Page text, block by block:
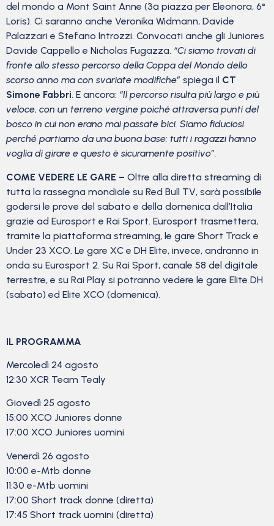
del mondo a Mont Saint Anne (3ª piazza per Eleonora, 6°
Loris). Ci saranno anche Veronika Widmann, Davide
Palazzari e Stefano Introzzi. Convocati anche gli Juniores
Davide Cappello e Nicholas Fugazza. “Ci siamo trovati di
fronte allo stesso percorso della Coppa del Mondo dello
scorso anno ma con svariate modifiche” spiega il CT
Simone Fabbri. E ancora: “Il percorso risulta più largo e più
veloce, con un terreno vergine poiché attraversa punti del
bosco in cui non erano mai passate bici. Siamo fiduciosi
perché partiamo da una buona base: tutti i ragazzi hanno
voglia di girare e questo è sicuramente positivo”.
COME VEDERE LE GARE – Oltre alla diretta streaming di
tutta la rassegna mondiale su Red Bull TV, sarà possibile
godersi le prove del sabato e della domenica dall’Italia
grazie ad Eurosport e Rai Sport. Eurosport trasmettera,
tramite la piattaforma streaming, le gare Short Track e
Under 23 XCO. Le gare XC e DH Elite, invece, andranno in
onda su Eurosport 2. Su Rai Sport, canale 58 del digitale
terrestre, e su Rai Play si potranno vedere le gare Elite DH
(sabato) ed Elite XCO (domenica).
IL PROGRAMMA
Mercoledì 24 agosto
12:30 XCR Team Tealy
Giovedì 25 agosto
15:00 XCO Juniores donne
17:00 XCO Juniores uomini
Venerdì 26 agosto
10:00 e-Mtb donne
11:30 e-Mtb uomini
17:00 Short track donne (diretta)
17:45 Short track uomini (diretta)